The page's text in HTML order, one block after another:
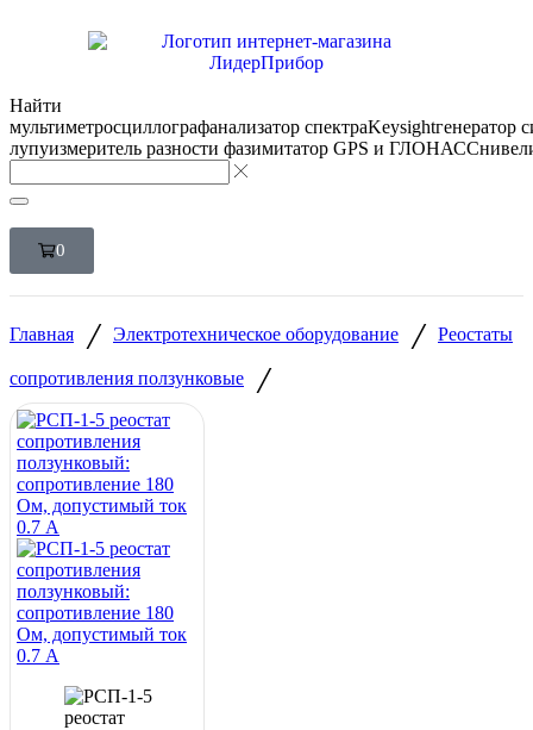
Найти
мультиметросциллографанализатор спектраKeysightгенератор
лупуизмеритель разности фазимитатор GPS и ГЛОНАСС
0
Главная / Электротехническое оборудование / Реостаты
сопротивления ползунковые /